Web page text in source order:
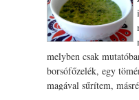
sörélesztőpehely 0,5
himalaya só
tészta alapanyagait,
Olajozzuk be a
a tésztát, majd egy
hagyjuk fél órát
és mindegyik darabot
melyben csak
borsófőzelék, egy
magával sűrítem,